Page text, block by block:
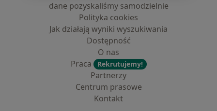
dane pozyskaliśmy samodzielnie
Polityka cookies
Jak działają wyniki wyszukiwania
Dostępność
O nas
Praca
Rekrutujemy!
Partnerzy
Centrum prasowe
Kontakt